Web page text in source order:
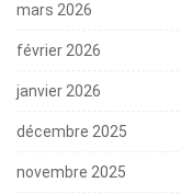
mars 2026
février 2026
janvier 2026
décembre 2025
novembre 2025